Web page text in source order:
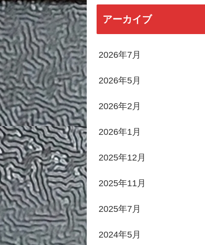
アーカイブ
2026年7月
2026年5月
2026年2月
2026年1月
2025年12月
2025年11月
2025年7月
2024年5月